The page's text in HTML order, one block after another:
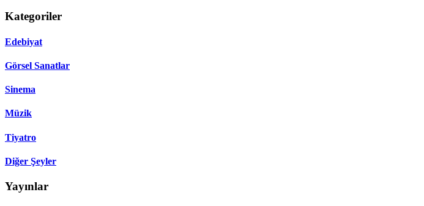
Kategoriler
Edebiyat
Görsel Sanatlar
Sinema
Müzik
Tiyatro
Diğer Şeyler
Yayınlar